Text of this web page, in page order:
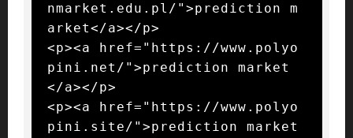
nmarket.edu.pl/">prediction m
arket</a></p>
<p><a href="https://www.polyo
pini.net/">prediction market
</a></p>
<p><a href="https://www.polyo
pini.site/">prediction market